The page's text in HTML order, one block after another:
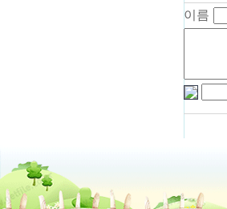
이름